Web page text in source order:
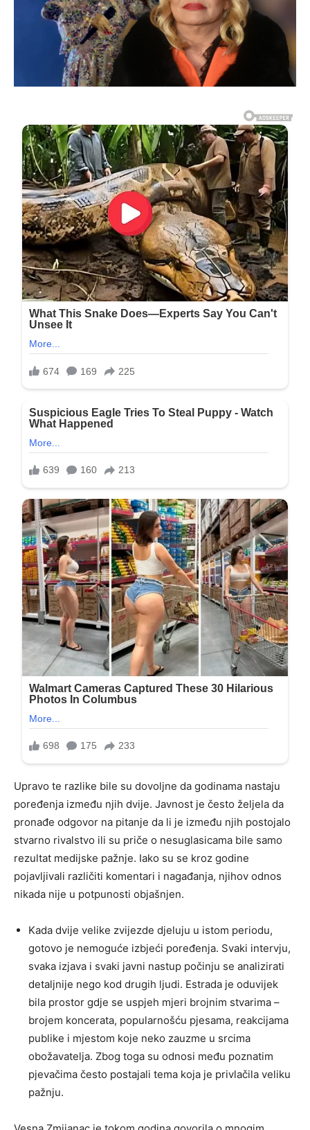
Upravo te razlike bile su dovoljne da godinama nastaju
poređenja između njih dvije. Javnost je često željela da
pronađe odgovor na pitanje da li je između njih postojalo
stvarno rivalstvo ili su priče o nesuglasicama bile samo
rezultat medijske pažnje. Iako su se kroz godine
pojavljivali različiti komentari i nagađanja, njihov odnos
nikada nije u potpunosti objašnjen.
Kada dvije velike zvijezde djeluju u istom periodu,
gotovo je nemoguće izbjeći poređenja. Svaki intervju,
svaka izjava i svaki javni nastup počinju se analizirati
detaljnije nego kod drugih ljudi. Estrada je oduvijek
bila prostor gdje se uspjeh mjeri brojnim stvarima –
brojem koncerata, popularnošću pjesama, reakcijama
publike i mjestom koje neko zauzme u srcima
obožavatelja. Zbog toga su odnosi među poznatim
pjevačima često postajali tema koja je privlačila veliku
pažnju.